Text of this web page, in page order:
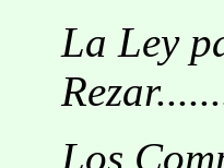
La Ley
Los